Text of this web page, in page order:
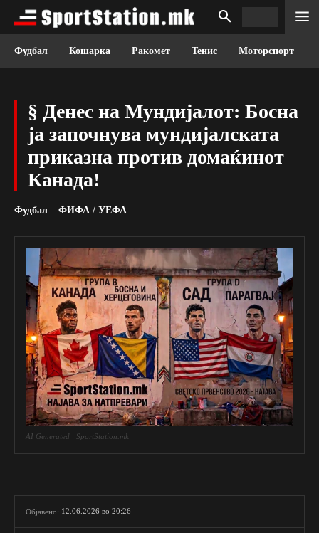
Фудбал Кошарка Ракомет Тенис Моторспорт
§ Денес на Мундијалот: Босна
ја започнува мундијалската
приказна против домаќинот
Канада!
Фудбал ФИФА / УЕФА
AI Generated | SportStation.mk
Објавено: 12.06.2026 во 20:26